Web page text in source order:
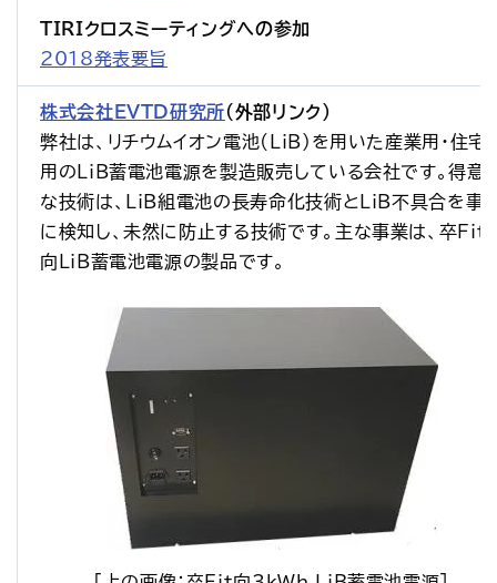
TIRIクロスミーティングへの参加
2018発表要旨
株式会社EVTD研究所（外部リンク）
弊社は、リチウムイオン電池(LiB)を用いた産業用・住宅
用のLiB蓄電池電源を製造販売している会社です。得意
な技術は、LiB組電池の長寿命化技術とLiB不具合を事
に検知し、未然に防止する技術です。主な事業は、卒Fit
向LiB蓄電池電源の製品です。